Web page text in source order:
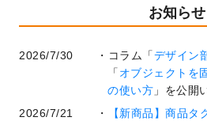
お知らせ
2026/7/30 コラム「デザイン
「 オブジェクトを
の使い方 」を公開
2026/7/21
【新商品】商品タ